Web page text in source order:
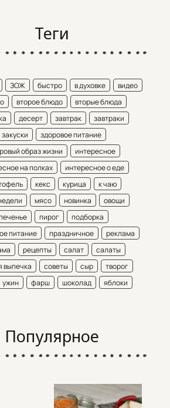
Теги
ЗОЖ быстро в духовке
видео
второе блюдо
вторые блюда
десерт завтрак
завтраки
закуски
здоровое питание
образ жизни
интересное
на полках
интересное о еде
кекс курица
к чаю
мясо новинка
овощи
пирог
подборка
питание
праздничное
реклама
рецепты салат
салаты
выпечка
советы сыр
творог
ужин фарш шоколад яблоки
Популярное